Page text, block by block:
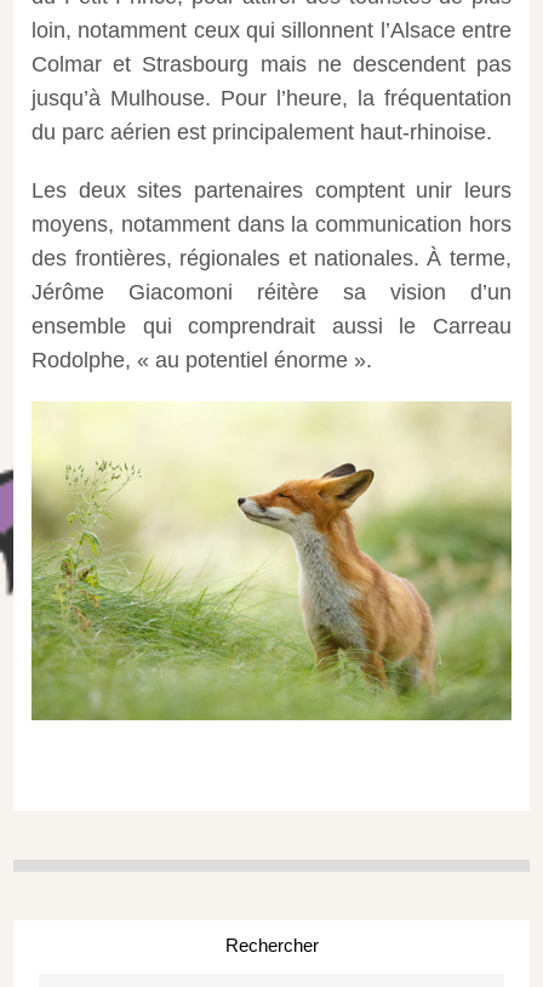
loin, notamment ceux qui sillonnent l’Alsace entre
Colmar et Strasbourg mais ne descendent pas
jusqu’à Mulhouse. Pour l’heure, la fréquentation
du parc aérien est principalement haut-rhinoise.
Les deux sites partenaires comptent unir leurs
moyens, notamment dans la communication hors
des frontières, régionales et nationales. À terme,
Jérôme Giacomoni réitère sa vision d’un
ensemble qui comprendrait aussi le Carreau
Rodolphe, « au potentiel énorme ».
Rechercher